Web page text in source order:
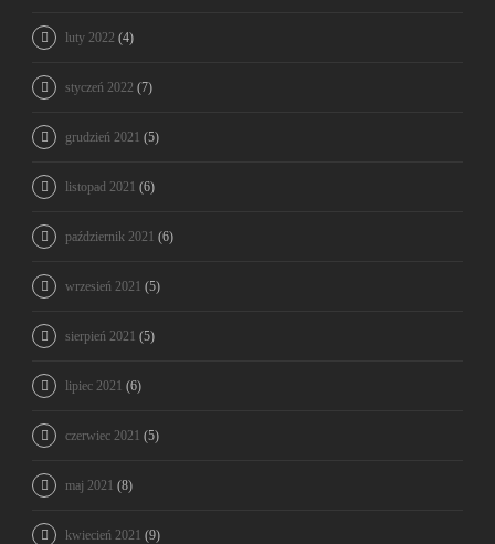
luty 2022 (4)
styczeń 2022 (7)
grudzień 2021 (5)
listopad 2021 (6)
październik 2021 (6)
wrzesień 2021 (5)
sierpień 2021 (5)
lipiec 2021 (6)
czerwiec 2021 (5)
maj 2021 (8)
kwiecień 2021 (9)